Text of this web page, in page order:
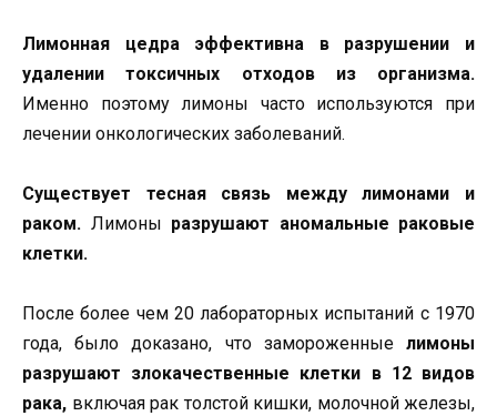
Лимонная цедра эффективна в разрушении и
удалении токсичных отходов из организма.
Именно поэтому лимоны часто используются при
лечении онкологических заболеваний.
Существует тесная связь между лимонами и
раком. Лимоны разрушают аномальные раковые
клетки.
После более чем 20 лабораторных испытаний с 1970
года, было доказано, что замороженные лимоны
разрушают злокачественные клетки в 12 видов
рака, включая рак толстой кишки, молочной железы,